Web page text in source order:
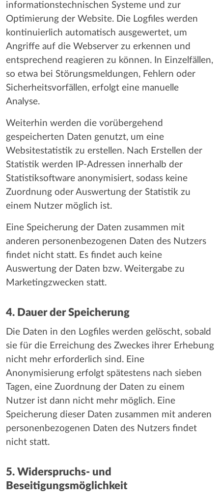
informationstechnischen Systeme und zur
Optimierung der Website. Die Logfiles werden
kontinuierlich automatisch ausgewertet, um
Angriffe auf die Webserver zu erkennen und
entsprechend reagieren zu können. In Einzelfällen,
so etwa bei Störungsmeldungen, Fehlern oder
Sicherheitsvorfällen, erfolgt eine manuelle
Analyse.
Weiterhin werden die vorübergehend
gespeicherten Daten genutzt, um eine
Websitestatistik zu erstellen. Nach Erstellen der
Statistik werden IP-Adressen innerhalb der
Statistiksoftware anonymisiert, sodass keine
Zuordnung oder Auswertung der Statistik zu
einem Nutzer möglich ist.
Eine Speicherung der Daten zusammen mit
anderen personenbezogenen Daten des Nutzers
findet nicht statt. Es findet auch keine
Auswertung der Daten bzw. Weitergabe zu
Marketingzwecken statt.
4. Dauer der Speicherung
Die Daten in den Logfiles werden gelöscht, sobald
sie für die Erreichung des Zweckes ihrer Erhebung
nicht mehr erforderlich sind. Eine
Anonymisierung erfolgt spätestens nach sieben
Tagen, eine Zuordnung der Daten zu einem
Nutzer ist dann nicht mehr möglich. Eine
Speicherung dieser Daten zusammen mit anderen
personenbezogenen Daten des Nutzers findet
nicht statt.
5. Widerspruchs- und
Beseitigungsmöglichkeit